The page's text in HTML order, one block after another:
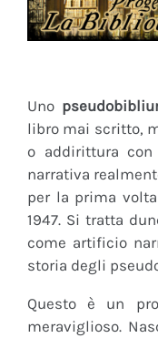
Uno
libro mai scritto,
o addirittura
narrativa
per la prima
1947. Si tratta
come artificio
storia degli
Questo è un
meraviglioso.